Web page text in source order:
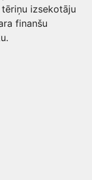
izsekotāju
finanšu